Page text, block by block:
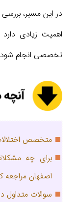
در این مسیر،
اهمیت زیادی
تخصصی انجام
متخصص
برای چه
اصفهان مراجعه
سوالات